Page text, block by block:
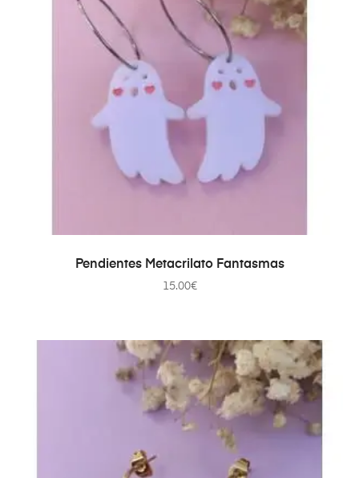
AÑADIR AL CARRITO
Pendientes Metacrilato Fantasmas
15.00€